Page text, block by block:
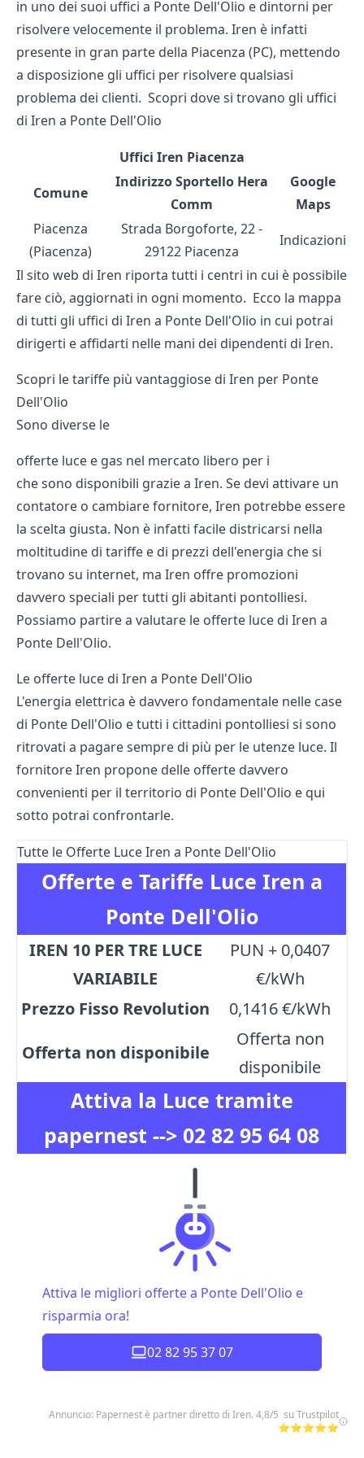
in uno dei suoi uffici a Ponte Dell'Olio e dintorni per
risolvere velocemente il problema. Iren è infatti
presente in gran parte della Piacenza (PC), mettendo
a disposizione gli uffici per risolvere qualsiasi
problema dei clienti. Scopri dove si trovano gli uffici
di Iren a Ponte Dell'Olio
Uffici Iren Piacenza
Comune
Indirizzo Sportello Hera
Comm
Google
Maps
Piacenza
(Piacenza)
Strada Borgoforte, 22 -
29122 Piacenza
Indicazioni
Il sito web di Iren riporta tutti i centri in cui è possibile
fare ciò, aggiornati in ogni momento. Ecco la mappa
di tutti gli uffici di Iren a Ponte Dell'Olio in cui potrai
dirigerti e affidarti nelle mani dei dipendenti di Iren.
Scopri le tariffe più vantaggiose di Iren per Ponte
Dell'Olio
Sono diverse le
offerte luce e gas nel mercato libero per i
che sono disponibili grazie a Iren. Se devi attivare un
contatore o cambiare fornitore, Iren potrebbe essere
la scelta giusta. Non è infatti facile districarsi nella
moltitudine di tariffe e di prezzi dell'energia che si
trovano su internet, ma Iren offre promozioni
davvero speciali per tutti gli abitanti pontolliesi.
Possiamo partire a valutare le offerte luce di Iren a
Ponte Dell'Olio.
Le offerte luce di Iren a Ponte Dell'Olio
L'energia elettrica è davvero fondamentale nelle case
di Ponte Dell'Olio e tutti i cittadini pontolliesi si sono
ritrovati a pagare sempre di più per le utenze luce. Il
fornitore Iren propone delle offerte davvero
convenienti per il territorio di Ponte Dell'Olio e qui
sotto potrai confrontarle.
Tutte le Offerte Luce Iren a Ponte Dell'Olio
Attiva la Luce tramite
papernest --> 02 82 95 64 08
Offerte e Tariffe Luce Iren a
Ponte Dell'Olio
IREN 10 PER TRE LUCE
VARIABILE
PUN + 0,0407
€/kWh
Prezzo Fisso Revolution
0,1416 €/kWh
Offerta non disponibile
Offerta non
disponibile
Attiva le migliori offerte a Ponte Dell'Olio e
risparmia ora!
02 82 95 37 07
Annuncio: Papernest è partner diretto di Iren. 4,8/5 su Trustpilot
⭐⭐⭐⭐⭐